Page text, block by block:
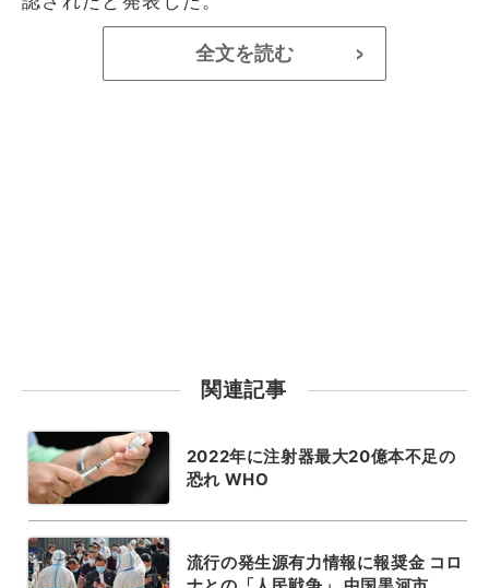
全文を読む >
関連記事
2022年に注射器最大20億本不足の
恐れ WHO
流行の発生源有力情報に報奨金 コロ